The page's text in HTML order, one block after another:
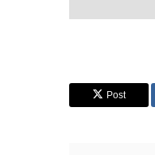
Post